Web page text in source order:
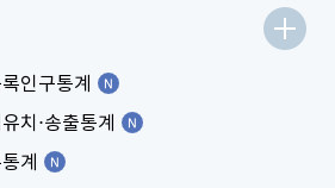
인구통계
치⋅송출통계
계